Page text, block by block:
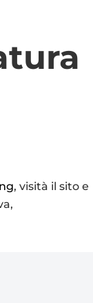
, visità il sito e